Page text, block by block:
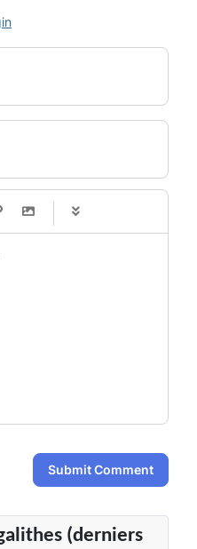
-
Submit Comment
(derniers